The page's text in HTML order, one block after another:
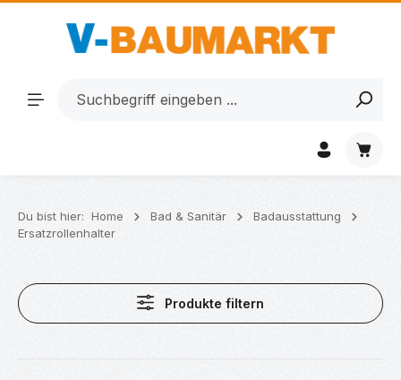
Zum Hauptinhalt springen
Du bist hier: Home Bad & Sanitär
Badausstattung
Ersatzrollenhalter
Produkte filtern